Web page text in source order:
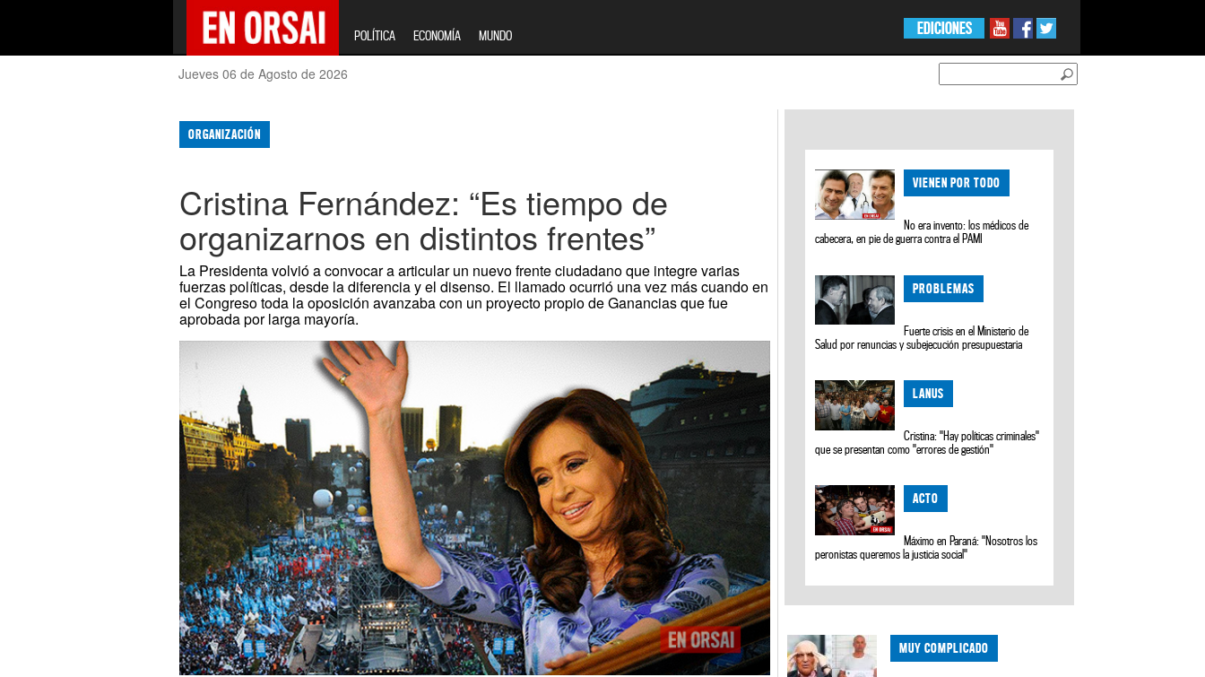
POLÍTICA ECONOMÍA MUNDO EDICIONES
Jueves 06 de Agosto de 2026
ORGANIZACIÓN
Cristina Fernández: “Es tiempo de
organizarnos en distintos frentes”
La Presidenta volvió a convocar a articular un nuevo frente ciudadano que integre varias
fuerzas políticas, desde la diferencia y el disenso. El llamado ocurrió una vez más cuando en
el Congreso toda la oposición avanzaba con un proyecto propio de Ganancias que fue
aprobada por larga mayoría.
VIENEN POR TODO
No era invento: los médicos de
cabecera, en pie de guerra contra el PAMI
PROBLEMAS
Fuerte crisis en el Ministerio de
Salud por renuncias y subejecución presupuestaria
LANUS
Cristina: "Hay políticas criminales"
que se presentan como "errores de gestión"
ACTO
Máximo en Paraná: "Nosotros los
peronistas queremos la justicia social"
MUY COMPLICADO